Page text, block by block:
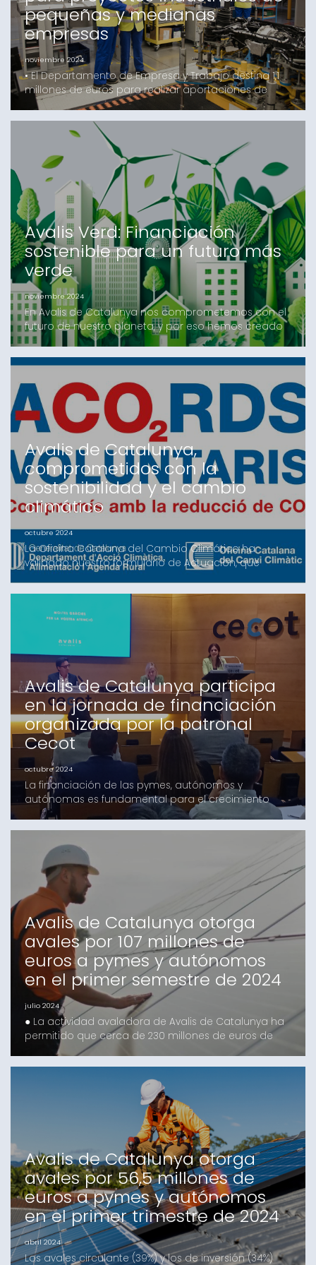
pequeñas y medianas
empresas
noviembre 2024
• El Departamento de Empresa y Trabajo destina 1,1
millones de euros para realizar aportaciones de
capital de hasta el 3% en nombre de la empresa
beneficiaria en aquellos proyectos industriales en los
que AVALIS de Catalunya SGR preste la garantía
para la financiación• Esta herramienta se ha
desarrollado en el marco del Pacto Nacional para la
Indus
Avalis Verd: Financiación
sostenible para un futuro más
verde
noviembre 2024
En Avalis de Catalunya nos comprometemos con el
futuro de nuestro planeta, y por eso hemos creado
Avalis Verd, una línea de garantías especialmente
diseñada para impulsar proyectos sostenibles y
respetuosos con el medio ambiente.Con Avalis Verd,
queremos facilitar el acceso a la financiación a
aquellas empresas que invierten en iniciativas
verdes,
Avalis de Catalunya,
comprometidos con la
sostenibilidad y el cambio
climático
octubre 2024
La Oficina Catalana del Cambio Climático ha
validado nuestro formulario de Actuación, que
incluye el inventario de 2023 y el conjunto de
medidas que implementaremos durante 2024 para
la mitigación del cambio climático. Esta validación
es un paso más en nuestro compromiso con la
sostenibilidad y reducción de las emisiones de
gases de efecto invernad
Avalis de Catalunya participa
en la jornada de financiación
organizada por la patronal
Cecot
octubre 2024
La financiación de las pymes, autónomos y
autónomas es fundamental para el crecimiento
económico y la competitividad empresarial. En esta
línea, Avalis de Catalunya participó en la jornada
organizada por la patronal Cecot, donde se
abordaron soluciones concretas para mejorar el
acceso a la financiación empresarial.La sesión
comenzó con la intervenc
Avalis de Catalunya otorga
avales por 107 millones de
euros a pymes y autónomos
en el primer semestre de 2024
julio 2024
● La actividad avaladora de Avalis de Catalunya ha
permitido que cerca de 230 millones de euros de
financiación inducida lleguen a pymes, autónomos
y autónomas en lo que llevamos de 2024● Avalis
registra un crecimiento del 22% en avales de
circulante y del 92% en avales técnicos durante el
primer semestre del año● La apuesta por la
Avalis de Catalunya otorga
avales por 56,5 millones de
euros a pymes y autónomos
en el primer trimestre de 2024
abril 2024
Los avales circulante (39%) y los de inversión (34%)